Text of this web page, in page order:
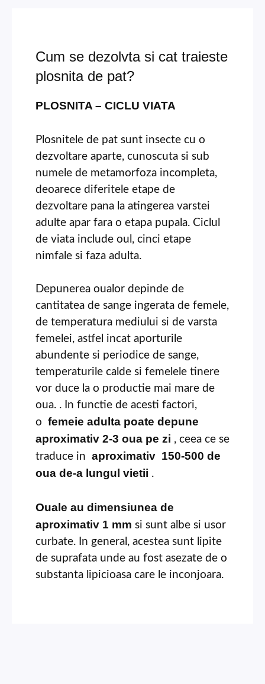
Cum se dezolvta si cat traieste
plosnita de pat?
PLOSNITA – CICLU VIATA
Plosnitele de pat sunt insecte cu o
dezvoltare aparte, cunoscuta si sub
numele de metamorfoza incompleta,
deoarece diferitele etape de
dezvoltare pana la atingerea varstei
adulte apar fara o etapa pupala. Ciclul
de viata include oul, cinci etape
nimfale si faza adulta.
Depunerea oualor depinde de
cantitatea de sange ingerata de femele,
de temperatura mediului si de varsta
femelei, astfel incat aporturile
abundente si periodice de sange,
temperaturile calde si femelele tinere
vor duce la o productie mai mare de
oua. . In functie de acesti factori,
o femeie adulta poate depune
aproximativ 2-3 oua pe zi , ceea ce se
traduce in aproximativ 150-500 de
oua de-a lungul vietii .
Ouale au dimensiunea de
aproximativ 1 mm si sunt albe si usor
curbate. In general, acestea sunt lipite
de suprafata unde au fost asezate de o
substanta lipicioasa care le inconjoara.